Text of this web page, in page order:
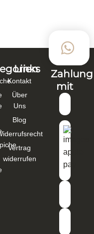
DUNKELROT –
Links
Kontakt
Über
Uns
Blog
Vertrag
widerrufen
Zahlung
mit